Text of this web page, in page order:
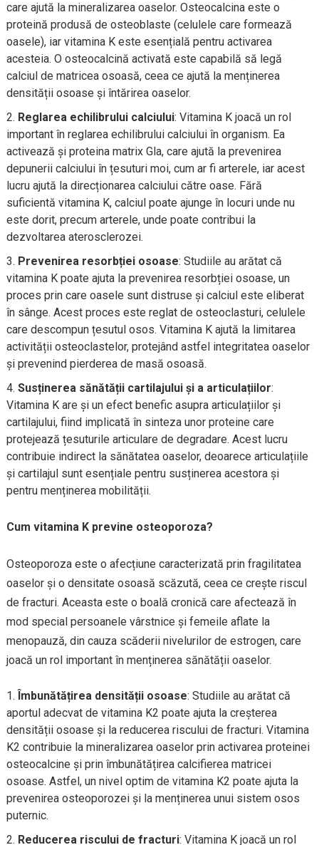
care ajută la mineralizarea oaselor. Osteocalcina este o
proteină produsă de osteoblaste (celulele care formează
oasele), iar vitamina K este esențială pentru activarea
acesteia. O osteocalcină activată este capabilă să legă
calciul de matricea osoasă, ceea ce ajută la menținerea
densității osoase și întărirea oaselor.
Reglarea echilibrului calciului: Vitamina K joacă un rol
important în reglarea echilibrului calciului în organism. Ea
activează și proteina matrix Gla, care ajută la prevenirea
depunerii calciului în țesuturi moi, cum ar fi arterele, iar acest
lucru ajută la direcționarea calciului către oase. Fără
suficientă vitamina K, calciul poate ajunge în locuri unde nu
este dorit, precum arterele, unde poate contribui la
dezvoltarea aterosclerozei.
Prevenirea resorbției osoase: Studiile au arătat că
vitamina K poate ajuta la prevenirea resorbției osoase, un
proces prin care oasele sunt distruse și calciul este eliberat
în sânge. Acest proces este reglat de osteoclasturi, celulele
care descompun țesutul osos. Vitamina K ajută la limitarea
activității osteoclastelor, protejând astfel integritatea oaselor
și prevenind pierderea de masă osoasă.
Susținerea sănătății cartilajului și a articulațiilor:
Vitamina K are și un efect benefic asupra articulațiilor și
cartilajului, fiind implicată în sinteza unor proteine care
protejează țesuturile articulare de degradare. Acest lucru
contribuie indirect la sănătatea oaselor, deoarece articulațiile
și cartilajul sunt esențiale pentru susținerea acestora și
pentru menținerea mobilității.
Cum vitamina K previne osteoporoza?
Osteoporoza este o afecțiune caracterizată prin fragilitatea
oaselor și o densitate osoasă scăzută, ceea ce crește riscul
de fracturi. Aceasta este o boală cronică care afectează în
mod special persoanele vârstnice și femeile aflate la
menopauză, din cauza scăderii nivelurilor de estrogen, care
joacă un rol important în menținerea sănătății oaselor.
Îmbunătățirea densității osoase: Studiile au arătat că
aportul adecvat de vitamina K2 poate ajuta la creșterea
densității osoase și la reducerea riscului de fracturi. Vitamina
K2 contribuie la mineralizarea oaselor prin activarea proteinei
osteocalcine și prin îmbunătățirea calcifierea matricei
osoase. Astfel, un nivel optim de vitamina K2 poate ajuta la
prevenirea osteoporozei și la menținerea unui sistem osos
puternic.
Reducerea riscului de fracturi: Vitamina K joacă un rol